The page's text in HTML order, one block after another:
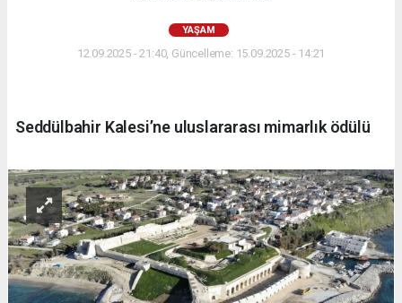
YAŞAM
12.09.2025 - 21:40, Güncelleme: 15.09.2025 - 14:21
Seddülbahir Kalesi’ne uluslararası mimarlık ödülü